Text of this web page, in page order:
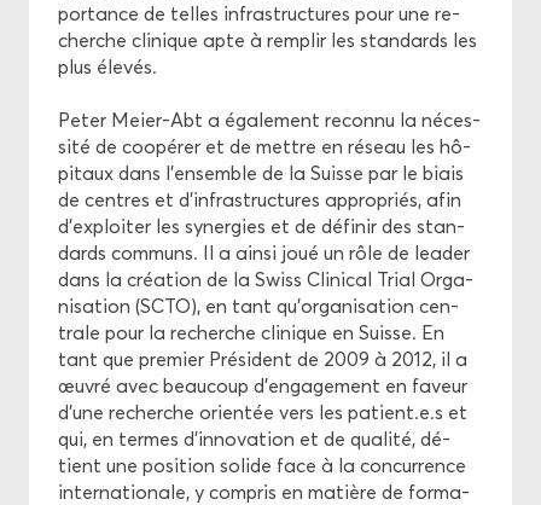
por­tance de telles in­fra­struc­tures pour une re­
cherche cli­nique apte à rem­plir les stan­dards les
plus éle­vés.
Peter Meier-​Abt a éga­le­ment re­con­nu la né­ces­
si­té de co­opé­rer et de mettre en ré­seau les hô­
pi­taux dans l’en­semble de la Suisse par le biais
de centres et d'in­fra­struc­tures ap­pro­priés, afin
d'ex­ploi­ter les sy­ner­gies et de dé­fi­nir des stan­
dards com­muns. Il a ainsi joué un rôle de lea­der
dans la créa­tion de la Swiss Cli­ni­cal Trial Or­ga­
ni­sa­tion (SCTO), en tant qu’or­ga­ni­sa­tion cen­
trale pour la re­cherche cli­nique en Suisse. En
tant que pre­mier Pré­sident de 2009 à 2012, il a
œuvré avec beau­coup d’en­ga­ge­ment en fa­veur
d'une re­cherche orien­tée vers les pa­tient.e.s et
qui, en termes d'in­no­va­tion et de qua­li­té, dé­
tient une po­si­tion so­lide face à la concur­rence
in­ter­na­tio­nale, y com­pris en ma­tière de for­ma­